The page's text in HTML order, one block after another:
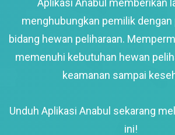
Aplikasi Anabul memberikan
menghubungkan pemilik
bidang hewan peliharaan.
memenuhi kebutuhan hewan
keamanan sampai
Unduh Aplikasi Anabul sekarang
ini!